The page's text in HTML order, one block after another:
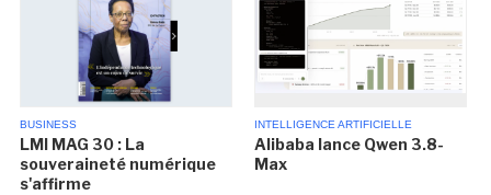
BUSINESS
LMI MAG 30 : La
souveraineté numérique
s'affirme
INTELLIGENCE ARTIFICIELLE
Alibaba lance Qwen 3.8-
Max